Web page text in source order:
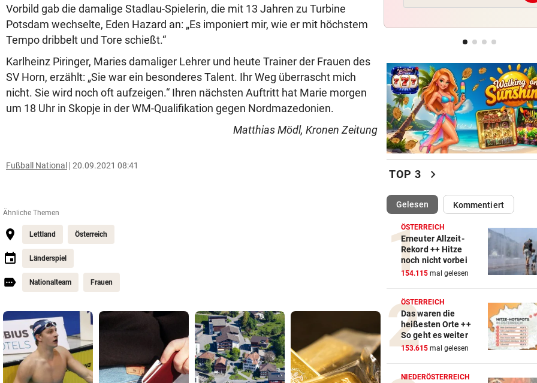
Vorbild gab die damalige Stadlau-Spielerin, die mit 13 Jahren zu Turbine
Potsdam wechselte, Eden Hazard an: „Es imponiert mir, wie er mit höchstem
Tempo dribbelt und Tore schießt.“
Karlheinz Piringer, Maries damaliger Lehrer und heute Trainer der Frauen des
SV Horn, erzählt: „Sie war ein besonderes Talent. Ihr Weg überrascht mich
nicht. Sie wird noch oft aufzeigen.“ Ihren nächsten Auftritt hat Marie morgen
um 18 Uhr in Skopje in der WM-Qualifikation gegen Nordmazedonien.
Matthias Mödl, Kronen Zeitung
Fußball National 20.09.2021 08:41
Ähnliche Themen
Lettland Österreich
Länderspiel
Nationalteam Frauen
neuen Headcoach
„Der nächste Schritt“:
Olympiasieger „geht fremd“
TOP 3 chevron_right
Gelesen(ausgewählt)Kommentiert
ÖSTERREICH
Erneuter Allzeit-
Rekord ++ Hitze
noch nicht vorbei
154.115 mal gelesen
ÖSTERREICH
Das waren die
heißesten Orte ++
So geht es weiter
153.615 mal gelesen
NIEDERÖSTERREICH